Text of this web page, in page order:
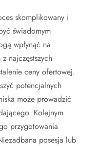
skomplikowany i
świadomym
wpłynąć na
najczęstszych
ceny ofertowej.
potencjalnych
może prowadzić
Kolejnym
przygotowania
posesja lub